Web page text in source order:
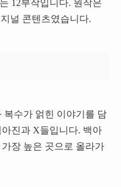
12부작입니다. 원작은
널 콘텐츠였습니다.
복수가 얽힌 이야기를 담
진과 X들입니다. 백아
장 높은 곳으로 올라가